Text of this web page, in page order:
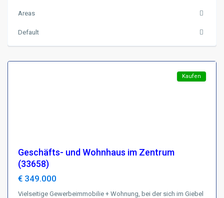
Areas
Default
Harz,
D-
Kaufen
Geschäfts- und Wohnhaus im Zentrum
(33658)
€ 349.000
Vielseitige Gewerbeimmobilie + Wohnung, bei der sich im Giebel